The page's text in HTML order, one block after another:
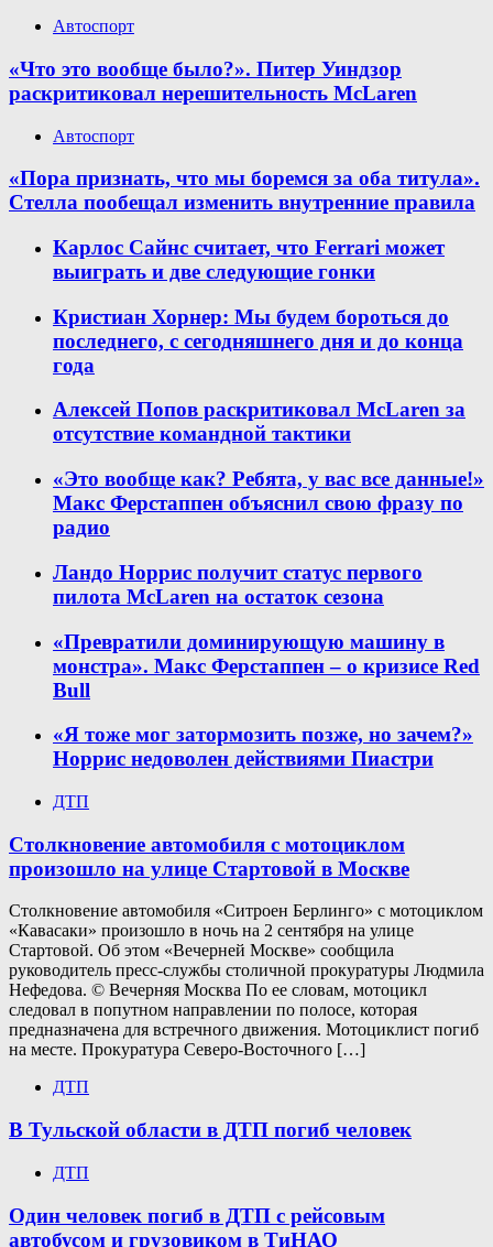
Автоспорт
«Что это вообще было?». Питер Уиндзор
раскритиковал нерешительность McLaren
Автоспорт
«Пора признать, что мы боремся за оба титула».
Стелла пообещал изменить внутренние правила
Карлос Сайнс считает, что Ferrari может
выиграть и две следующие гонки
Кристиан Хорнер: Мы будем бороться до
последнего, с сегодняшнего дня и до конца
года
Алексей Попов раскритиковал McLaren за
отсутствие командной тактики
«Это вообще как? Ребята, у вас все данные!»
Макс Ферстаппен объяснил свою фразу по
радио
Ландо Норрис получит статус первого
пилота McLaren на остаток сезона
«Превратили доминирующую машину в
монстра». Макс Ферстаппен – о кризисе Red
Bull
«Я тоже мог затормозить позже, но зачем?»
Норрис недоволен действиями Пиастри
ДТП
Столкновение автомобиля с мотоциклом
произошло на улице Стартовой в Москве
Столкновение автомобиля «Ситроен Берлинго» с мотоциклом
«Кавасаки» произошло в ночь на 2 сентября на улице
Стартовой. Об этом «Вечерней Москве» сообщила
руководитель пресс-службы столичной прокуратуры Людмила
Нефедова. © Вечерняя Москва По ее словам, мотоцикл
следовал в попутном направлении по полосе, которая
предназначена для встречного движения. Мотоциклист погиб
на месте. Прокуратура Северо-Восточного […]
ДТП
В Тульской области в ДТП погиб человек
ДТП
Один человек погиб в ДТП с рейсовым
автобусом и грузовиком в ТиНАО